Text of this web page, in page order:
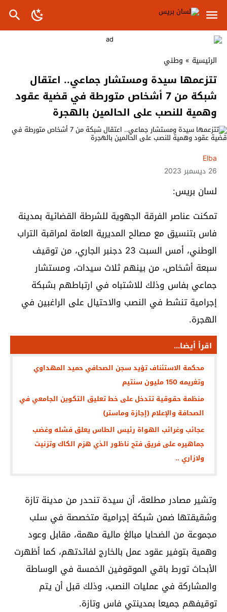
الرئيسية » وطني
تتزعمها سيدة ومستشار جماعي.. اعتقال
شبكة من 7 أشخاص متورطة في قضية عقود
وهمية للنصب على الحالمين بالهجرة
Elba
26 ديسمبر 2023
لسان بريس:
تمكنت عناصر الفرقة الجهوية للشرطة القضائية بمدينة
فاس بتنسيق مع مصالح المديرية العامة لمراقبة التراب
الوطني، أمس السبت 23 دجنبر الجاري، من توقيف
سبعة أشخاص، من بينهم ثلاث سيدات، ومستشار
جماعي بفاس وذلك للاشتباه في ارتباطهم بشبكة
إجرامية تنشط في النصب والاحتيال على الراغبين في
الهجرة.
اقرأ أيضا...
محكمة الاستئناف تؤيد سجن الصحافي حميد المهداوي
وتغريمه 150 مليون سنتيم
منظمة حقوقية تتدخل على خط تعليق التكوين الجامعي في
الصحافة والإعلام (إجازة وماستر)
عجائب وغرائب الهواة رئيس الطاس يعلق فشله وغضب
جماهيره على فريق فتح ناظور الذي هزم الكاك وتزنيت
ولازاري ..
وتشير مصادر مطلعة، أن سيدة تنحدر من مدينة تازة
وشقيقتها ضمن شبكة إجرامية متخصصة في سلب
مجموعة من الضحايا مبالغ مالية مهمة، مقابل وعود
وهمية بتوفير عقود عمل بالخارج لفائدتهم، كما أظهرت
الأبحاث تورط باقي الموقوفين الخمسة في الوساطة
والمشاركة في عمليات النصب، وذلك قبل أن يتم
توقيفهم جميعا بمدينتي فاس وتازة.